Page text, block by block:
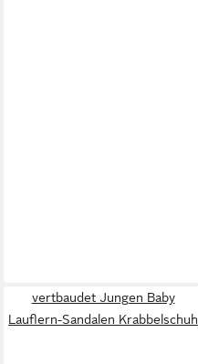
vertbaudet Jungen Baby
Lauflern-Sandalen Krabbelschuh